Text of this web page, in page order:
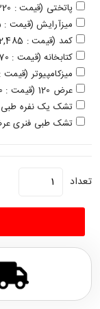
پاتختی (قیمت : 8,095,320 تومان)
میزآرایش (قیمت : 21,250,215 تومان)
کمد (قیمت : 25,972,485 تومان)
کتابخانه (قیمت : 18,214,470 تومان)
میزکامپیوتر (قیمت : 18,214,470 تومان)
عرض 120 (قیمت : 3,373,050 تومان)
تشک یک نفره طبی فنری
تشک طبی فنری عرض 120 (قیمت : 13,492,200
تعداد